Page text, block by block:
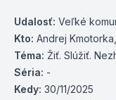
Udalosť: Veľké
Kto: Andrej
Téma: Žiť. Slúžiť.
Séria: -
Kedy: 30/11/2025